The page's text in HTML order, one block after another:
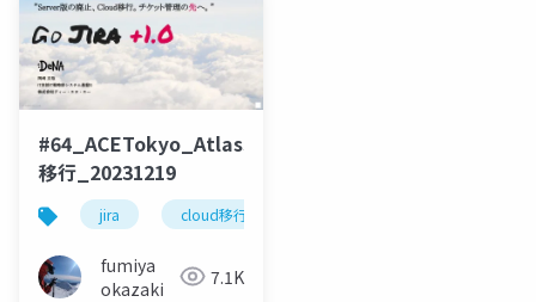
#64_ACETokyo_Atlassian_GoJira+1.0_Cloud
移行_20231219
jira cloud移行
fumiya
okazaki
7.1K